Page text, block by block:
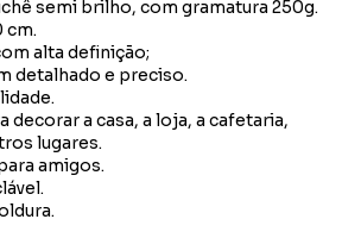
semi brilho, com gramatura 250g.
cm.
alta definição;
detalhado e preciso.
decorar a casa, a loja, a cafetaria,
lugares.
amigos.